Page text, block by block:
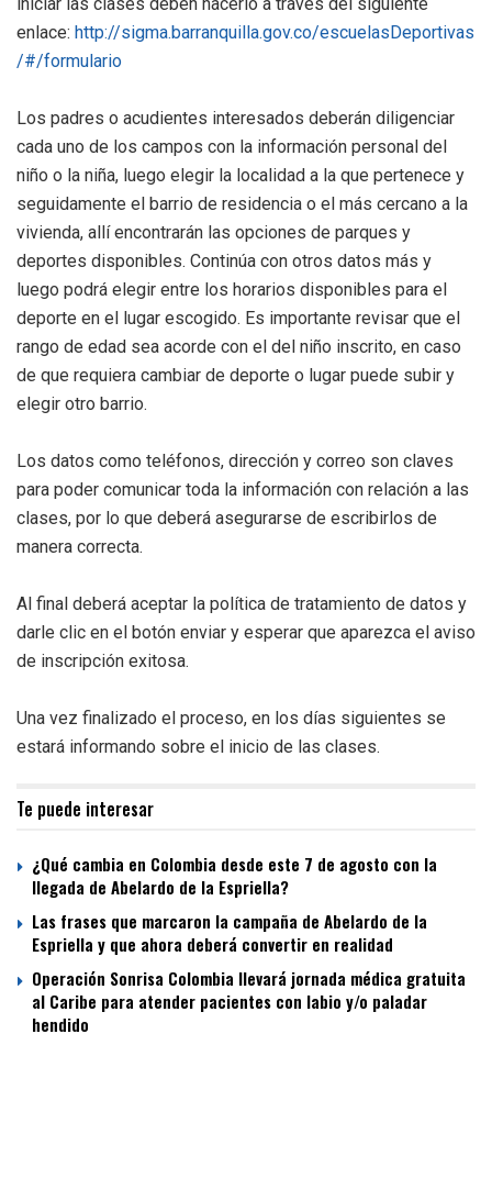
enlace: http://sigma.barranquilla.gov.co/escuelasDeportivas
/#/formulario
Los padres o acudientes interesados deberán diligenciar
cada uno de los campos con la información personal del
niño o la niña, luego elegir la localidad a la que pertenece y
seguidamente el barrio de residencia o el más cercano a la
vivienda, allí encontrarán las opciones de parques y
deportes disponibles. Continúa con otros datos más y
luego podrá elegir entre los horarios disponibles para el
deporte en el lugar escogido. Es importante revisar que el
rango de edad sea acorde con el del niño inscrito, en caso
de que requiera cambiar de deporte o lugar puede subir y
elegir otro barrio.
Los datos como teléfonos, dirección y correo son claves
para poder comunicar toda la información con relación a las
clases, por lo que deberá asegurarse de escribirlos de
manera correcta.
Al final deberá aceptar la política de tratamiento de datos y
darle clic en el botón enviar y esperar que aparezca el aviso
de inscripción exitosa.
Una vez finalizado el proceso, en los días siguientes se
estará informando sobre el inicio de las clases.
Te puede interesar
¿Qué cambia en Colombia desde este 7 de agosto con la
llegada de Abelardo de la Espriella?
Las frases que marcaron la campaña de Abelardo de la
Espriella y que ahora deberá convertir en realidad
Operación Sonrisa Colombia llevará jornada médica gratuita
al Caribe para atender pacientes con labio y/o paladar
hendido